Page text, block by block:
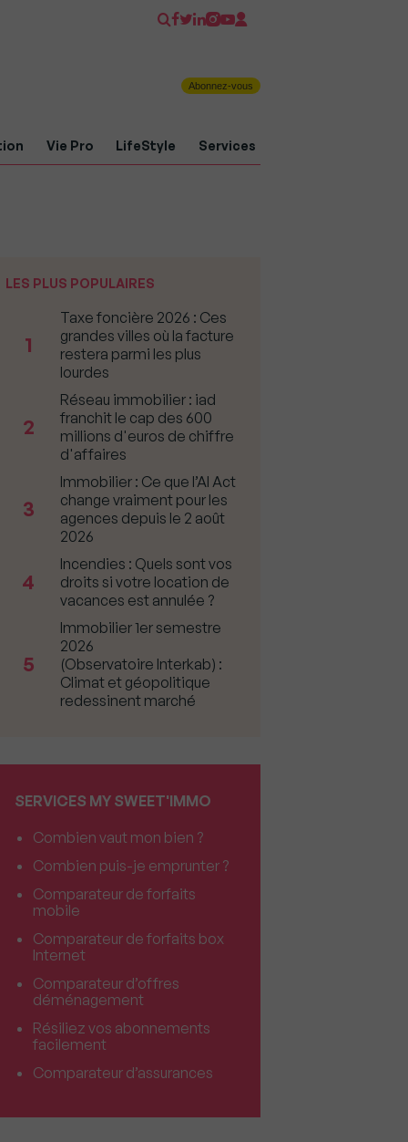
Abonnez-vous
Vie Pro LifeStyle Services
LES PLUS POPULAIRES
1
Taxe foncière 2026 : Ces
grandes villes où la facture
restera parmi les plus
lourdes
2
Réseau immobilier : iad
franchit le cap des 600
millions d'euros de chiffre
d'affaires
3
Immobilier : Ce que l’AI Act
change vraiment pour les
agences depuis le 2 août
2026
4
Incendies : Quels sont vos
droits si votre location de
vacances est annulée ?
5
Immobilier 1er semestre
2026
(Observatoire Interkab) :
Climat et géopolitique
redessinent marché
SERVICES MY SWEET'IMMO
Combien vaut mon bien ?
Combien puis-je emprunter ?
Comparateur de forfaits
mobile
Comparateur de forfaits box
Internet
Comparateur d’offres
déménagement
Résiliez vos abonnements
facilement
Comparateur d’assurances